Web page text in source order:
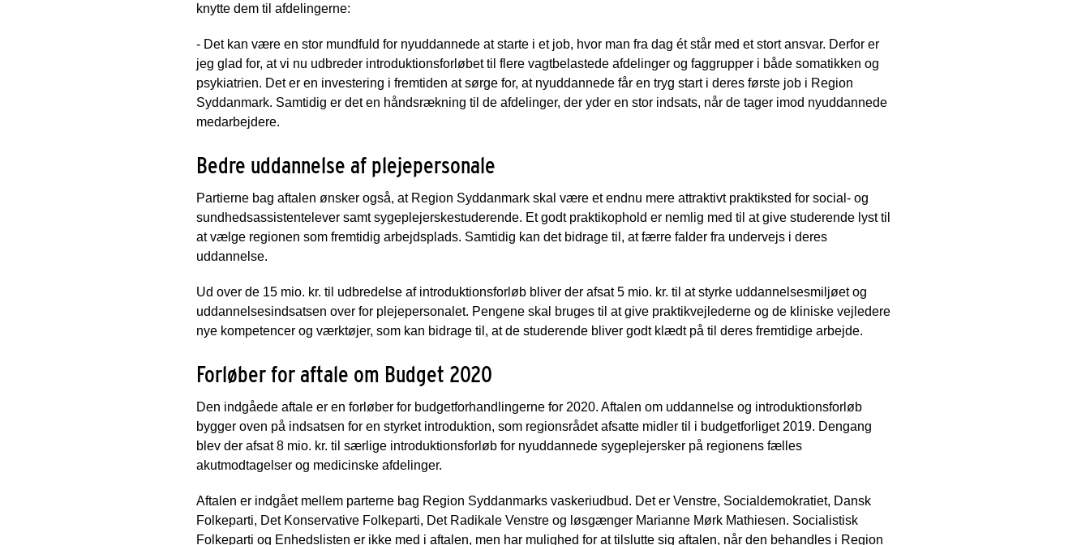
knytte dem til afdelingerne:
- Det kan være en stor mundfuld for nyuddannede at starte i et job, hvor man fra dag ét står med et stort ansvar. Derfor er
jeg glad for, at vi nu udbreder introduktionsforløbet til flere vagtbelastede afdelinger og faggrupper i både somatikken og
psykiatrien. Det er en investering i fremtiden at sørge for, at nyuddannede får en tryg start i deres første job i Region
Syddanmark. Samtidig er det en håndsrækning til de afdelinger, der yder en stor indsats, når de tager imod nyuddannede
medarbejdere.
Bedre uddannelse af plejepersonale
Partierne bag aftalen ønsker også, at Region Syddanmark skal være et endnu mere attraktivt praktiksted for social- og
sundhedsassistentelever samt sygeplejerskestuderende. Et godt praktikophold er nemlig med til at give studerende lyst til
at vælge regionen som fremtidig arbejdsplads. Samtidig kan det bidrage til, at færre falder fra undervejs i deres
uddannelse.
Ud over de 15 mio. kr. til udbredelse af introduktionsforløb bliver der afsat 5 mio. kr. til at styrke uddannelsesmiljøet og
uddannelsesindsatsen over for plejepersonalet. Pengene skal bruges til at give praktikvejlederne og de kliniske vejledere
nye kompetencer og værktøjer, som kan bidrage til, at de studerende bliver godt klædt på til deres fremtidige arbejde.
Forløber for aftale om Budget 2020
Den indgåede aftale er en forløber for budgetforhandlingerne for 2020. Aftalen om uddannelse og introduktionsforløb
bygger oven på indsatsen for en styrket introduktion, som regionsrådet afsatte midler til i budgetforliget 2019. Dengang
blev der afsat 8 mio. kr. til særlige introduktionsforløb for nyuddannede sygeplejersker på regionens fælles
akutmodtagelser og medicinske afdelinger.
Aftalen er indgået mellem parterne bag Region Syddanmarks vaskeriudbud. Det er Venstre, Socialdemokratiet, Dansk
Folkeparti, Det Konservative Folkeparti, Det Radikale Venstre og løsgænger Marianne Mørk Mathiesen. Socialistisk
Folkeparti og Enhedslisten er ikke med i aftalen, men har mulighed for at tilslutte sig aftalen, når den behandles i Region